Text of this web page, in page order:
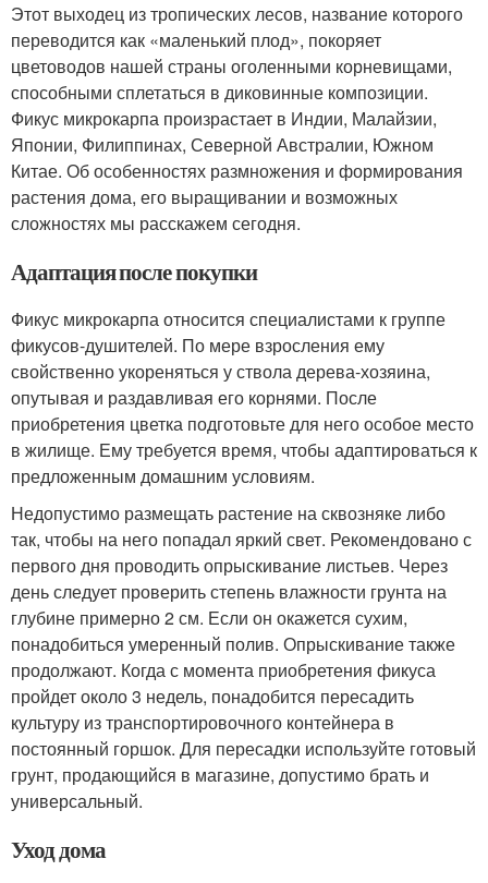
Этот выходец из тропических лесов, название которого
переводится как «маленький плод», покоряет
цветоводов нашей страны оголенными корневищами,
способными сплетаться в диковинные композиции.
Фикус микрокарпа произрастает в Индии, Малайзии,
Японии, Филиппинах, Северной Австралии, Южном
Китае. Об особенностях размножения и формирования
растения дома, его выращивании и возможных
сложностях мы расскажем сегодня.
Адаптация после покупки
Фикус микрокарпа относится специалистами к группе
фикусов-душителей. По мере взросления ему
свойственно укореняться у ствола дерева-хозяина,
опутывая и раздавливая его корнями. После
приобретения цветка подготовьте для него особое место
в жилище. Ему требуется время, чтобы адаптироваться к
предложенным домашним условиям.
Недопустимо размещать растение на сквозняке либо
так, чтобы на него попадал яркий свет. Рекомендовано с
первого дня проводить опрыскивание листьев. Через
день следует проверить степень влажности грунта на
глубине примерно 2 см. Если он окажется сухим,
понадобиться умеренный полив. Опрыскивание также
продолжают. Когда с момента приобретения фикуса
пройдет около 3 недель, понадобится пересадить
культуру из транспортировочного контейнера в
постоянный горшок. Для пересадки используйте готовый
грунт, продающийся в магазине, допустимо брать и
универсальный.
Уход дома